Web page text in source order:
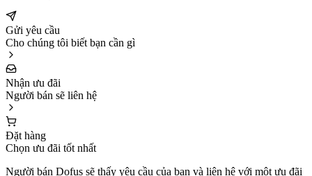
Gửi yêu cầu
Cho chúng tôi biết bạn cần gì
Nhận ưu đãi
Người bán sẽ liên hệ
Đặt hàng
Chọn ưu đãi tốt nhất
Người bán Dofus sẽ thấy yêu cầu của bạn và liên hệ với một ưu đãi